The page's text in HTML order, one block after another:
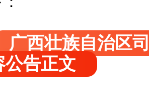
广西壮族自治区
公告正文